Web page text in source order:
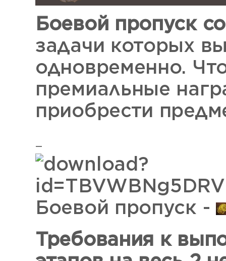
Боевой пропуск
задачи которых
одновременно.
премиальные
приобрести
Боевой пропуск -
Требования к